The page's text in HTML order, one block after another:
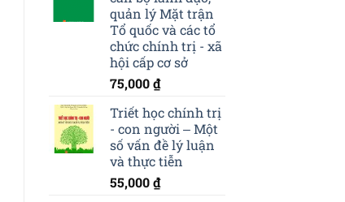
quản lý Mặt trận
Tổ quốc và các tổ
chức chính trị - xã
hội cấp cơ sở
75,000₫
Triết học chính trị
- con người ‒ Một
số vấn đề lý luận
và thực tiễn
55,000₫